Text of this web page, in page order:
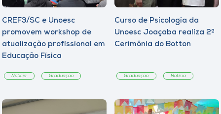
CREF3/SC e Unoesc
promovem workshop de
atualização profissional em
Educação Física
Notícia Graduação
Curso de Psicologia da
Unoesc Joaçaba realiza 2ª
Cerimônia do Botton
Graduação Notícia